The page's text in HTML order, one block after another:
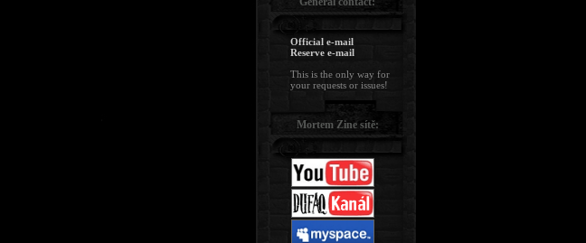
Official e-mail
Reserve e-mail
This is the only way for
your requests or issues!
Mortem Zine sítě: